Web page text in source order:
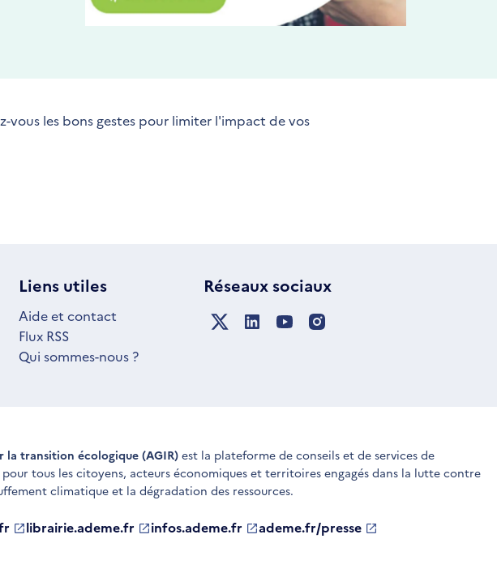
vous les bons gestes pour limiter l'impact de vos
Liens utiles
Aide et contact
Flux RSS
Qui sommes-nous ?
Réseaux sociaux
la transition écologique (AGIR) est la plateforme de conseils et de services de
pour tous les citoyens, acteurs économiques et territoires engagés dans la lutte contre
climatique et la dégradation des ressources.
librairie.ademe.fr
S'ouvre infos.ademe.fr
S'ouvre ademe.fr/presse
S'ouvre